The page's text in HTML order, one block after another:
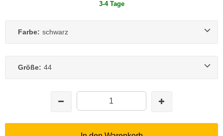
3-4 Tage
Farbe: schwarz
Größe: 44